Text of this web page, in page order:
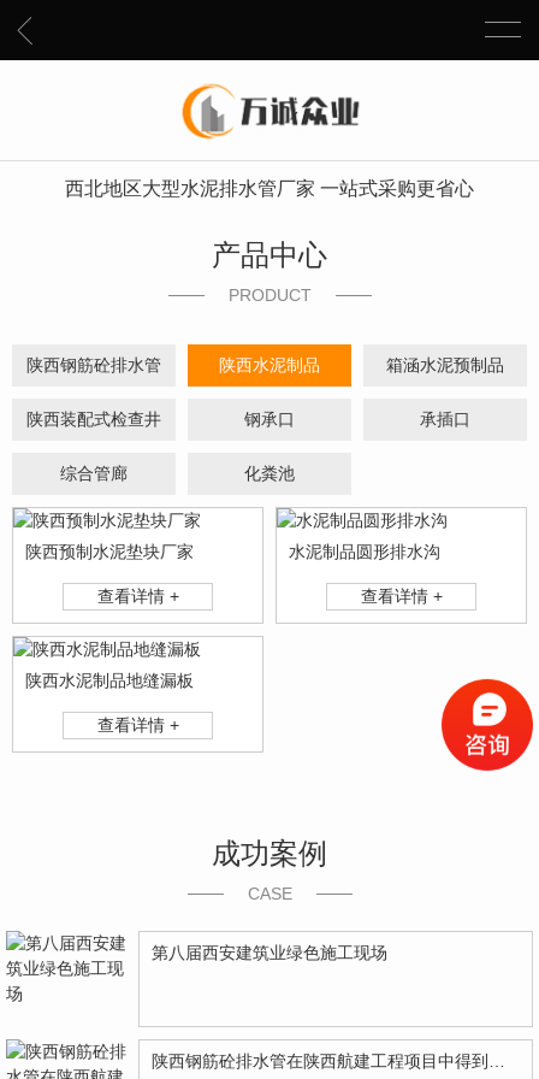
西北地区大型水泥排水管厂家 一站式采购更省心
产品中心
PRODUCT
陕西钢筋砼排水管 陕西水泥制品 箱涵水泥预制品
陕西装配式检查井 钢承口 承插口
综合管廊 化粪池
陕西预制水泥垫块厂家
查看详情 +
水泥制品圆形排水沟
查看详情 +
陕西水泥制品地缝漏板
查看详情 +
成功案例
CASE
第八届西安建筑业绿色施工现场
陕西钢筋砼排水管在陕西航建工程项目中得到应用